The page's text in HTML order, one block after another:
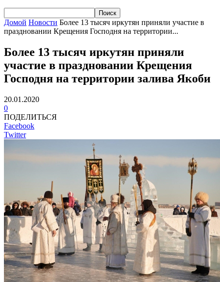
Домой Новости Более 13 тысяч иркутян приняли участие в
праздновании Крещения Господня на территории...
Более 13 тысяч иркутян приняли
участие в праздновании Крещения
Господня на территории залива Якоби
20.01.2020
0
ПОДЕЛИТЬСЯ
Facebook
Twitter